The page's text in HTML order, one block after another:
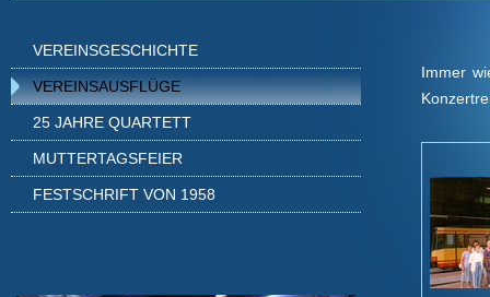
Immer
VEREINSGESCHICHTE
VEREINSAUSFLÜGE
25 JAHRE QUARTETT
MUTTERTAGSFEIER
FESTSCHRIFT VON 1958